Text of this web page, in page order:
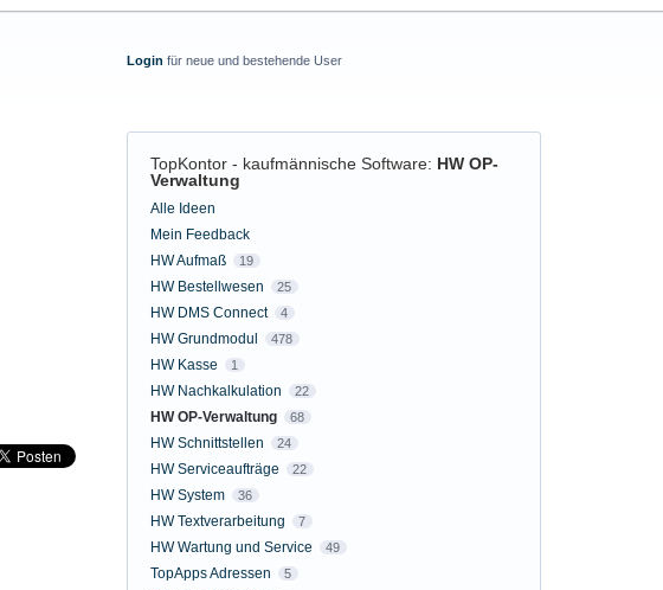
Login für neue und bestehende User
TopKontor - kaufmännische Software: HW OP-
Verwaltung
Kategorien
Alle Ideen
Mein Feedback
HW Aufmaß
19
HW Bestellwesen 25
HW DMS Connect 4
HW Grundmodul 478
HW Kasse 1
HW Nachkalkulation 22
HW OP-Verwaltung 68
HW Schnittstellen 24
HW Serviceaufträge 22
HW System 36
HW Textverarbeitung 7
HW Wartung und Service 49
TopApps Adressen 5